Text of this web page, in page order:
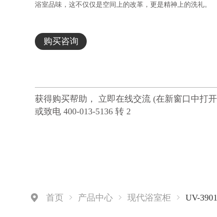
浴室品味，这不仅仅是空间上的改革，更是精神上的洗礼。
购买咨询
获得购买帮助， 立即在线交流 (在新窗口中打
或致电 400-013-5136 转 2
首页 产品中心 现代浴室柜 UV-